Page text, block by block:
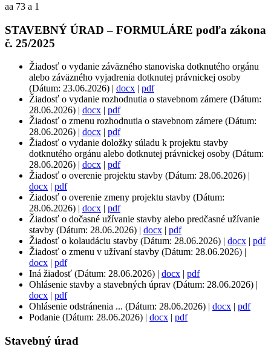
aa 73 a 1
STAVEBNÝ ÚRAD – FORMULÁRE podľa zákona
č. 25/2025
Žiadosť o vydanie záväzného stanoviska dotknutého orgánu
alebo záväzného vyjadrenia dotknutej právnickej osoby
(Dátum: 23.06.2026) | docx | pdf
Žiadosť o vydanie rozhodnutia o stavebnom zámere (Dátum:
28.06.2026) | docx | pdf
Žiadosť o zmenu rozhodnutia o stavebnom zámere (Dátum:
28.06.2026) | docx | pdf
Žiadosť o vydanie doložky súladu k projektu stavby
dotknutého orgánu alebo dotknutej právnickej osoby (Dátum:
28.06.2026) | docx | pdf
Žiadosť o overenie projektu stavby (Dátum: 28.06.2026) |
docx | pdf
Žiadosť o overenie zmeny projektu stavby (Dátum:
28.06.2026) | docx | pdf
Žiadosť o dočasné užívanie stavby alebo predčasné užívanie
stavby (Dátum: 28.06.2026) | docx | pdf
Žiadosť o kolaudáciu stavby (Dátum: 28.06.2026) | docx | pdf
Žiadosť o zmenu v užívaní stavby (Dátum: 28.06.2026) |
docx | pdf
Iná žiadosť (Dátum: 28.06.2026) | docx | pdf
Ohlásenie stavby a stavebných úprav (Dátum: 28.06.2026) |
docx | pdf
Ohlásenie odstránenia ... (Dátum: 28.06.2026) | docx | pdf
Podanie (Dátum: 28.06.2026) | docx | pdf
Stavebný úrad